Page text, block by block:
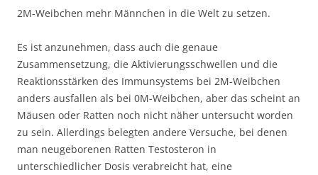
2M-Weibchen mehr Männchen in die Welt zu setzen.
Es ist anzunehmen, dass auch die genaue
Zusammensetzung, die Aktivierungsschwellen und die
Reaktionsstärken des Immunsystems bei 2M-Weibchen
anders ausfallen als bei 0M-Weibchen, aber das scheint an
Mäusen oder Ratten noch nicht näher untersucht worden
zu sein. Allerdings belegten andere Versuche, bei denen
man neugeborenen Ratten Testosteron in
unterschiedlicher Dosis verabreicht hat, eine